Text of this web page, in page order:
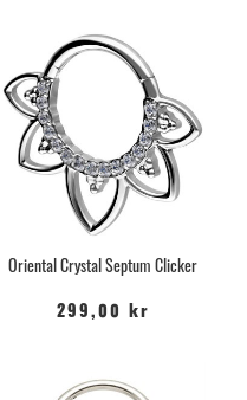
Oriental Crystal Septum Clicker
299,00 kr